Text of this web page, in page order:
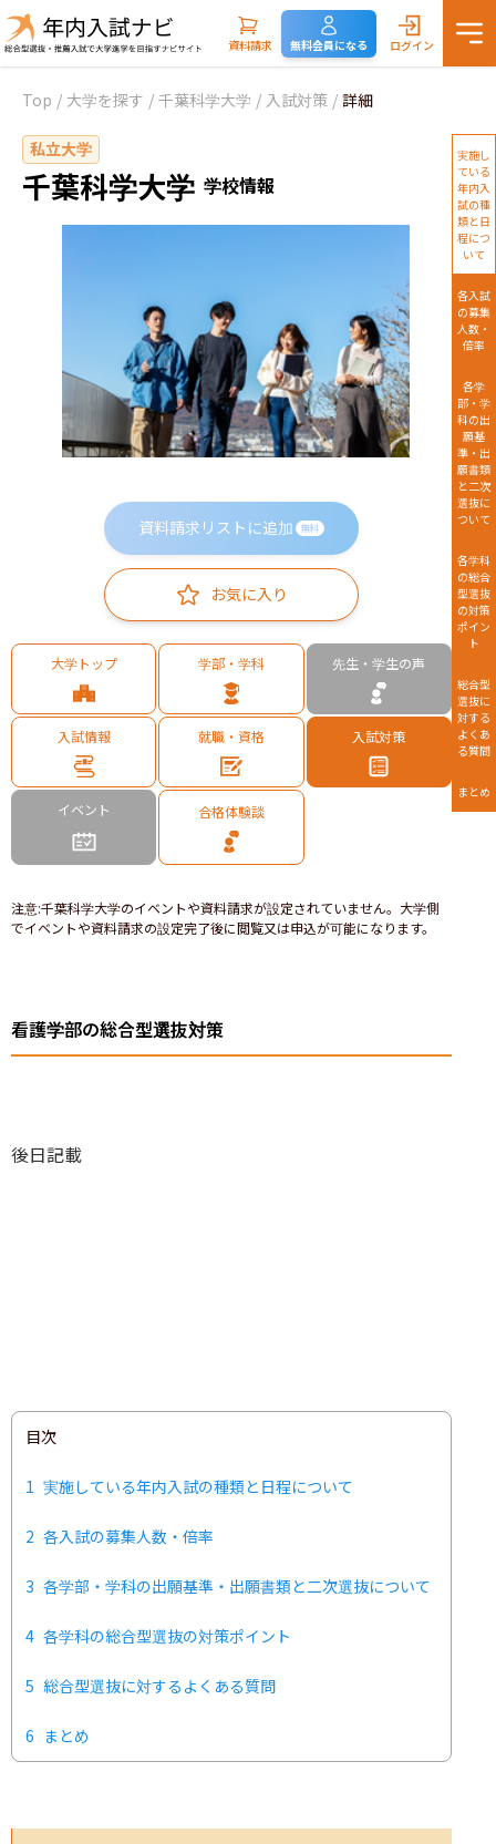
資料請求 無料会員になる ログイン
Top / 大学を探す / 千葉科学大学 / 入試対策 / 詳細
私立大学
千葉科学大学 学校情報
資料請求リストに追加 無料
お気に入り
大学トップ 学部・学科 先生・学生の声
入試情報 就職・資格 入試対策
イベント 合格体験談
注意:千葉科学大学のイベントや資料請求が設定されていません。大学側
でイベントや資料請求の設定完了後に閲覧又は申込が可能になります。
看護学部の総合型選抜対策
後日記載
目次
1 実施している年内入試の種類と日程について
2 各入試の募集人数・倍率
3 各学部・学科の出願基準・出願書類と二次選抜について
4 各学科の総合型選抜の対策ポイント
5 総合型選抜に対するよくある質問
6 まとめ
実施し
ている
年内入
試の種
類と日
程につ
いて
各入試
の募集
人数・
倍率
各学
部・学
科の出
願基
準・出
願書類
と二次
選抜に
ついて
各学科
の総合
型選抜
の対策
ポイン
ト
総合型
選抜に
対する
よくあ
る質問
まとめ